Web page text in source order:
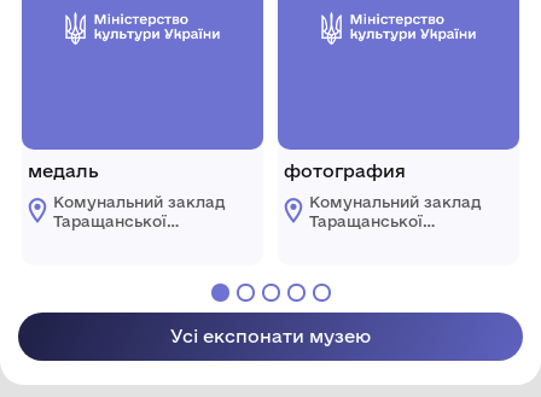
медаль
Комунальний заклад
Таращанської
краєзнавчий музей"
фотография
Комунальний заклад
Таращанської
краєзнавчий музей"
Усі експонати музею